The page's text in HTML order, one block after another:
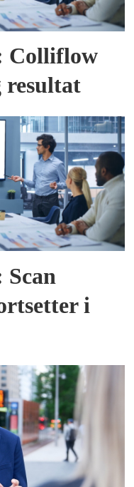
Colliflow
resultat
Scan
i